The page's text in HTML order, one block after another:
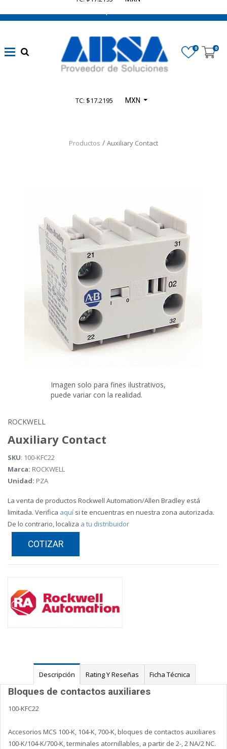
0 0
TC: $17.2195 MXN
Productos Auxiliary Contact
Imagen solo para fines ilustrativos,
puede variar con la realidad.
ROCKWELL
Auxiliary Contact
SKU: 100-KFC22
Marca: ROCKWELL
Unidad: PZA
La venta de productos Rockwell Automation/Allen Bradley está
limitada. Verifica aquí si te encuentras en nuestra zona autorizada.
De lo contrario, localiza a tu distribuidor
COTIZAR
Descripción Rating Y Reseñas Ficha Técnica
Bloques de contactos auxiliares
100-KFC22
Accesorios MCS 100-K, 104-K, 700-K, bloques de contactos auxiliares
100-K/104-K/700-K, terminales atornillables, a partir de 2-, 2 NA/2 NC.